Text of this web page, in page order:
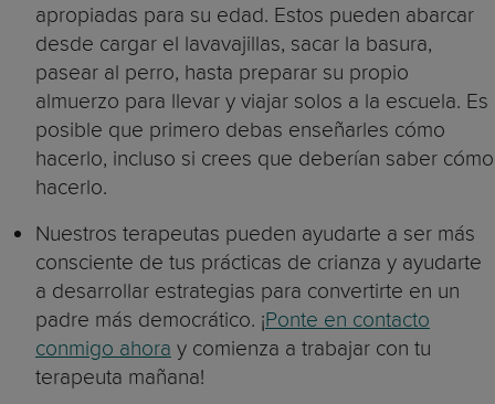
apropiadas para su edad. Estos pueden abarcar
desde cargar el lavavajillas, sacar la basura,
pasear al perro, hasta preparar su propio
almuerzo para llevar y viajar solos a la escuela. Es
posible que primero debas enseñarles cómo
hacerlo, incluso si crees que deberían saber cómo
hacerlo.
Nuestros terapeutas pueden ayudarte a ser más
consciente de tus prácticas de crianza y ayudarte
a desarrollar estrategias para convertirte en un
padre más democrático. ¡Ponte en contacto
conmigo ahora y comienza a trabajar con tu
terapeuta mañana!